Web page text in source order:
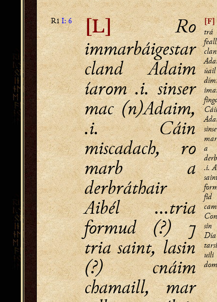
R1I: 6 [L]Ro
immarbáigestar
cland Adaim
íarom .i. sinser
mac (n)Adaim,
.i. Cáin
miscadach, ro
marb a
derbráthair
Aibél ...tria
formud (?) ⁊
tria saint, lasin
(?) cnáim
chamaill, mar
[F]
a
.i.
fid
sin
uili